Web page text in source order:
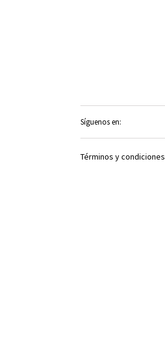
Síguenos en:
Términos y condiciones